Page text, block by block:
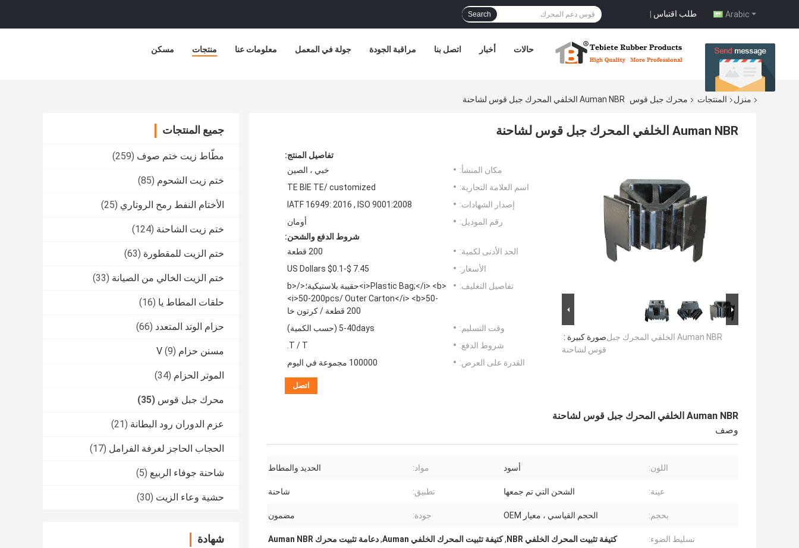
Arabic طلب اقتباس |
Search
مسكن منتجات معلومات عنا جولة في المعمل مراقبة الجودة اتصل بنا أخبار حالات
منزل المنتجات محرك جبل قوس Auman NBR الخلفي المحرك جبل قوس لشاحنة
جميع المنتجات
مطّاط زيت ختم صوف (259)
ختم زيت الشحوم (85)
الأختام النفط رمح الروتاري (25)
ختم زيت الشاحنة (124)
ختم الزيت للمقطورة (63)
ختم الزيت الخالي من الصيانة (33)
حلقات المطاط يا (16)
حزام الوتد المتعدد (66)
مسنن حزام V (9)
الموتر الحزام (34)
محرك جبل قوس (35)
عزم الدوران رود البطانة (21)
الحجاب الحاجز لغرفة الفرامل (17)
شاحنة جوفاء الربيع (5)
حشية وعاء الزيت (30)
شهادة
Auman NBR الخلفي المحرك جبل قوس لشاحنة
صورة كبيرة :Auman NBR الخلفي المحرك جبل
قوس لشاحنة
تفاصيل المنتج:
مكان المنشأ:
خبي ، الصين
اسم العلامة التجارية:
TE BIE TE/ customized
إصدار الشهادات:
IATF 16949: 2016 , ISO 9001:2008
رقم الموديل:
أومان
شروط الدفع والشحن:
الحد الأدنى لكمية:
200 قطعة
الأسعار:
US Dollars $0.1-$ 7.45
تفاصيل التغليف:
<i>Plastic Bag;</i> <b>حقيبة بلاستيكية؛</b>
<i>50-200pcs/ Outer Carton</i> <b>50-
200 قطعة / كرتون خا
وقت التسليم:
5-40days (حسب الكمية)
شروط الدفع:
T / T.
القدرة على العرض:
100000 مجموعة في اليوم
اتصل
Auman NBR الخلفي المحرك جبل قوس لشاحنة
وصف
اللون: أسود مواد: الحديد والمطاط
عينة: الشحن التي تم جمعها تطبيق: شاحنة
بحجم: الحجم القياسي ، معيار OEM جودة: مضمون
تسليط الضوء: كتيفة تثبيت المحرك الخلفي NBR ,كتيفة تثبيت المحرك الخلفي Auman ,دعامة تثبيت محرك Auman NBR